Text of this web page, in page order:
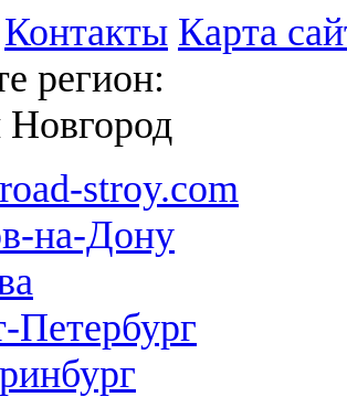
Контакты Карта
регион:
stroy.com
на-Дону
Петербург